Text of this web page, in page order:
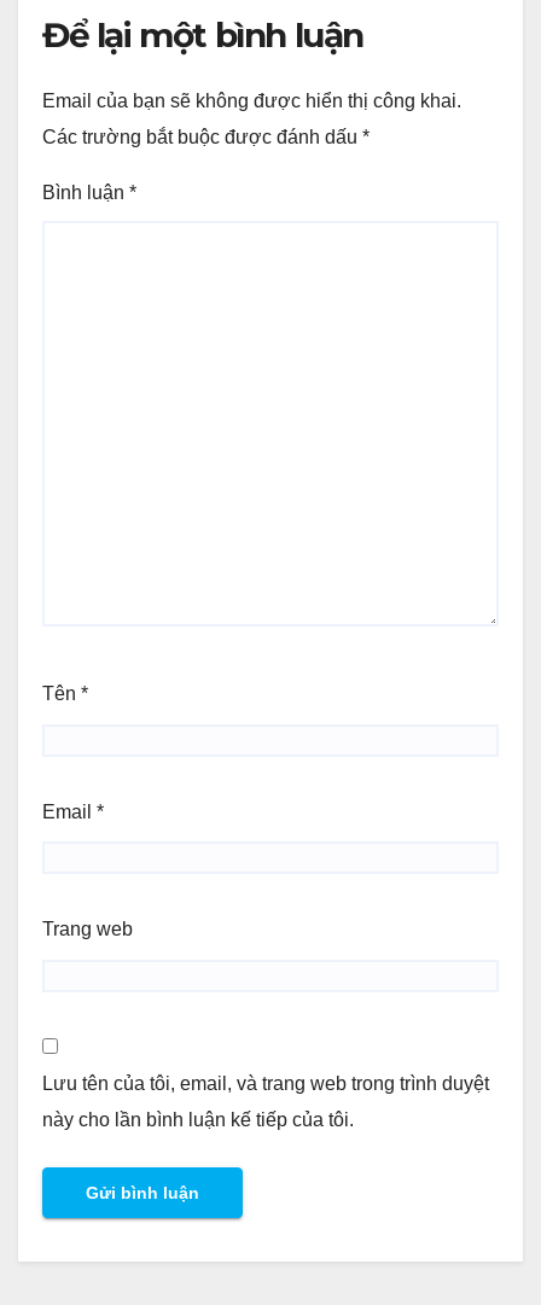
Để lại một bình luận
Email của bạn sẽ không được hiển thị công khai.
Các trường bắt buộc được đánh dấu *
Bình luận *
Tên *
Email *
Trang web
Lưu tên của tôi, email, và trang web trong trình duyệt
này cho lần bình luận kế tiếp của tôi.